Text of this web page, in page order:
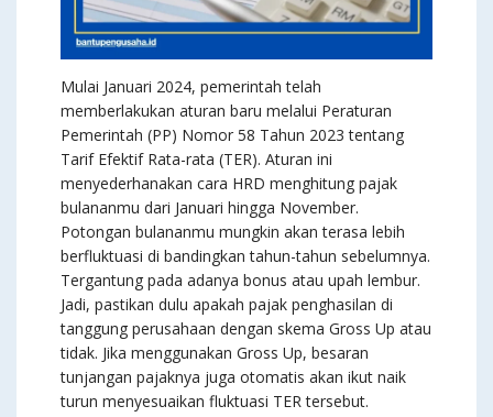
Mulai Januari 2024, pemerintah telah
memberlakukan aturan baru melalui Peraturan
Pemerintah (PP) Nomor 58 Tahun 2023 tentang
Tarif Efektif Rata-rata (TER). Aturan ini
menyederhanakan cara HRD menghitung pajak
bulananmu dari Januari hingga November.
Potongan bulananmu mungkin akan terasa lebih
berfluktuasi di bandingkan tahun-tahun sebelumnya.
Tergantung pada adanya bonus atau upah lembur.
Jadi, pastikan dulu apakah pajak penghasilan di
tanggung perusahaan dengan skema Gross Up atau
tidak. Jika menggunakan Gross Up, besaran
tunjangan pajaknya juga otomatis akan ikut naik
turun menyesuaikan fluktuasi TER tersebut.